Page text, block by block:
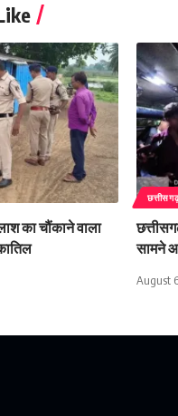
का चौंकाने वाला
सामने
August